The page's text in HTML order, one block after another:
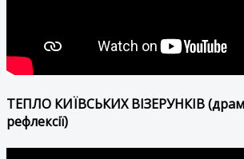
ТЕПЛО КИЇВСЬКИХ ВІЗЕРУНКІВ
рефлексії)